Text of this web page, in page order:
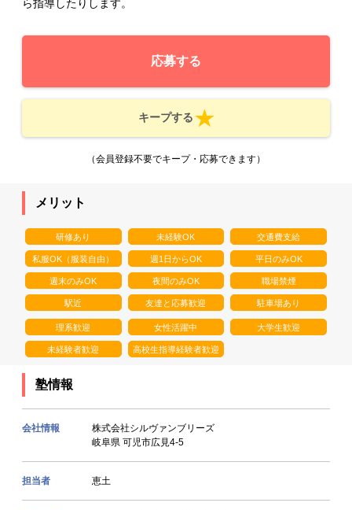
ら指導したりします。
応募する
キープする
（会員登録不要でキープ・応募できます）
メリット
研修あり 未経験OK 交通費支給
私服OK（服装自由） 週1日からOK 平日のみOK
週末のみOK 夜間のみOK 職場禁煙
駅近 友達と応募歓迎 駐車場あり
理系歓迎 女性活躍中 大学生歓迎
未経験者歓迎 高校生指導経験者歓迎
塾情報
会社情報
株式会社シルヴァンブリーズ
岐阜県 可児市広見4-5
担当者 恵土